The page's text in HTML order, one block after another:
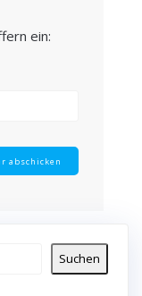
ein:
Suchen